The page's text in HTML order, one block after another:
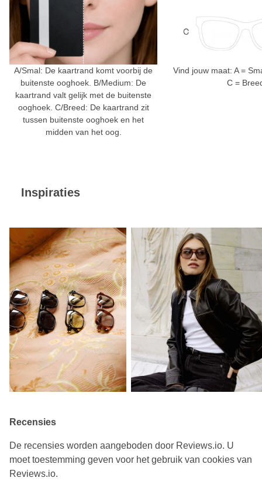
A/Smal: De kaartrand komt voorbij de
buitenste ooghoek. B/Medium: De
kaartrand valt gelijk met de buitenste
ooghoek. C/Breed: De kaartrand zit
tussen buitenste ooghoek en het
midden van het oog.
Vind jouw maat: A =
C =
Inspiraties
Recensies
De recensies worden aangeboden door Reviews.io. U
moet toestemming geven voor het gebruik van cookies van
Reviews.io.